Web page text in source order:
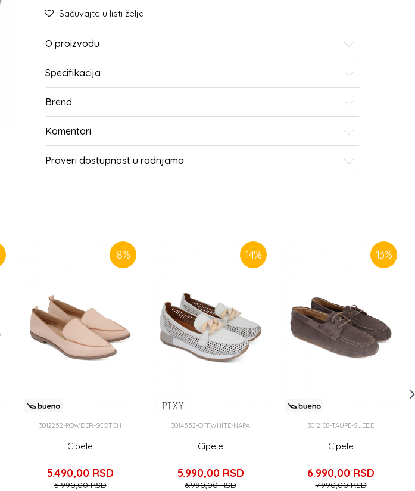
Sačuvajte u listi želja
O proizvodu
Specifikacija
Brend
Komentari
Proveri dostupnost u radnjama
8%
3012252-POWDER-SCOTCH
Cipele
5.490,00 RSD
5.990,00RSD
14%
3014552-OFFWHITE-NAPA
Cipele
5.990,00 RSD
6.990,00RSD
13%
3012108-TAUPE-SUEDE
Cipele
6.990,00 RSD
7.990,00RSD